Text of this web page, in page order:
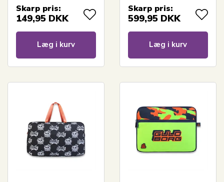
Skarp pris:
149,95 DKK
Læg i kurv
Skarp pris:
599,95 DKK
Læg i kurv